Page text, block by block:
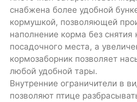
снабжена более удобной
кормушкой, позволяющей
наполнение корма без снятия
посадочного места, а
кормозаборник позволяет
любой удобной тары.
Внутренние ограничители в
позволяют птице